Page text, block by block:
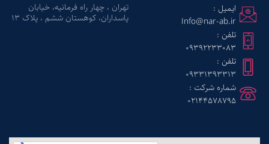
ایمیل :
Info@nar-ab.ir
تلفن :
09392233083
تلفن :
09331393313
شماره شرکت :
02144578795
تهران ، چهار راه فرمانیه، خیابان
پاسداران، کوهستان ششم ، پلاک ۱۳